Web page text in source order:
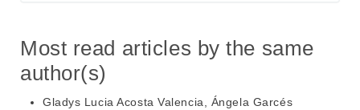
Most read articles by the same
author(s)
Gladys Lucia Acosta Valencia, Ángela Garcés